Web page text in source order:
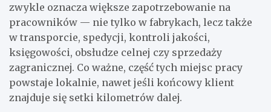
zwykle oznacza większe zapotrzebowanie na
pracowników — nie tylko w fabrykach, lecz także
w transporcie, spedycji, kontroli jakości,
księgowości, obsłudze celnej czy sprzedaży
zagranicznej. Co ważne, część tych miejsc pracy
powstaje lokalnie, nawet jeśli końcowy klient
znajduje się setki kilometrów dalej.